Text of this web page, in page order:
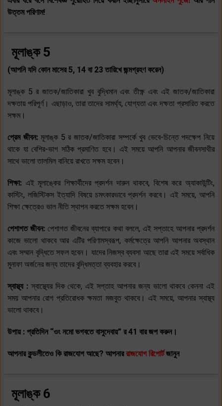
উত্তম পরিণাম!
মূলাঙ্ক 5
(আপনি যদি কোন মাসের 5, 14 বা 23 তারিখে জন্মগ্রহণ করেন)
মূলাঙ্ক 5 র জাতক/জাতিকারা খুব বুদ্ধিমান এবং তীক্ষ্ণ এবং এই জাতক/জাতিকারা
দক্ষতায় পরিপূর্ণ। এছাড়াও, তারা তাদের সামর্থ্য, যোগ্যতা এবং দক্ষতা প্রসারিত করতে
সক্ষম।
প্রেম জীবন:মূলাঙ্ক 5 র জাতক/জাতিকারা সম্পর্কে খুব ভেবে-চিন্তে পদক্ষেপ নিয়ে
থাকে যা বেশির-ভাগ সঠিক প্রমাণিত হবে। এই সময়ে আপনি আপনার জীবনসাথীর
সাথে ভালো তালমিল বানিয়ে রাখতে সক্ষম হবেন।
শিক্ষা: এই মূলাঙ্কের শিক্ষার্থীদের প্রদর্শন দারুন থাকবে, বিশেষ করে অ্যাকাউন্টিং,
কাস্টিং, লজিস্টিকস ইত্যাদি বিষয়ে চমৎকারভাবে প্রদর্শন করবে। এই সময়ে, আপনি
শিক্ষা ক্ষেত্রেও ভাল নীতি স্থাপন করতে সক্ষম হবেন।
পেশাগত জীবন:পেশাগত জীবনের ব্যাপারে কথা বললে, এই সপ্তাহে আপনার প্রদর্শন
কাজে ভালো থাকবে আর এটির পরিণামস্বরূপ, কর্মক্ষেত্রে আপনি আপনার অবস্থান
এবং সম্মান বৃদ্ধিতে সফল হবেন। যাদের নিজস্ব ব্যবসা আছে তারা এই সময়ে সর্বাধিক
মুনাফা অর্জনের জন্য তাদের বুদ্ধিমত্তা ব্যবহার করবে।
স্বাস্থ্য : স্বাস্থ্যের দিক থেকে, এই সপ্তাহ আপনার জন্য ভালো থাকবে কেননা এই
সময় আপনার রোগ প্রতিরোধক ক্ষমতা মজবুত থাকবে। এই সময়ে, আপনার স্বাস্থ্য
ভালো থাকবে।
উপায় : প্রতিদিন “ওং নমো ভগবতে বাসুদেবায়” র 41 বার জপ করুন।
আপনার কুন্ডলীতেও কি রাজযোগ আছে? আপনাররাজযোগ রিপোর্টজানুন
মূলাঙ্ক 6